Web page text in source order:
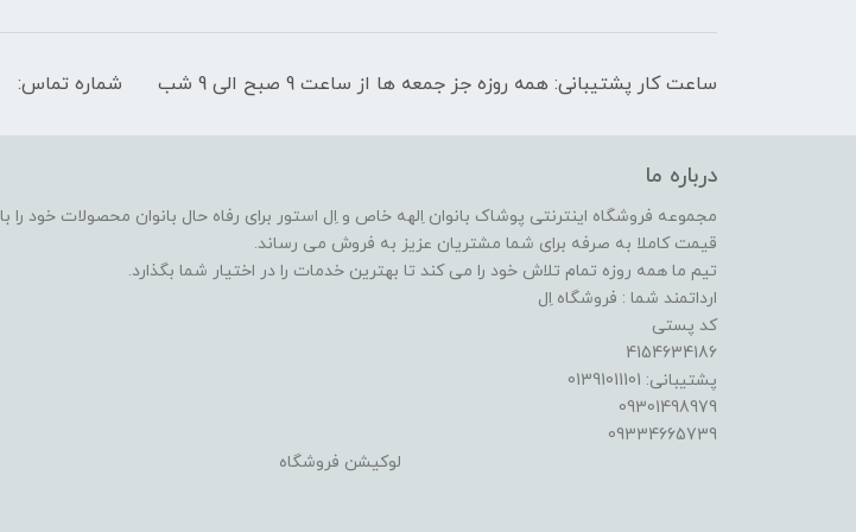
ساعت کار پشتیبانی: همه روزه جز جمعه ها از ساعت 9 صبح الی 9 شب شماره تماس:
درباره ما
مجموعه فروشگاه اینترنتی پوشاک بانوان اِلهه خاص و اِل استور برای رفاه حال بانوان محصولات خود را با
قیمت کاملا به صرفه برای شما مشتریان عزیز به فروش می رساند.
تیم ما همه روزه تمام تلاش خود را می کند تا بهترین خدمات را در اختیار شما بگذارد.
ارداتمند شما : فروشگاه اِل
کد پستی
4154634186
پشتیبانی: 01391011101
09301498979
09334665739
لوکیشن فروشگاه